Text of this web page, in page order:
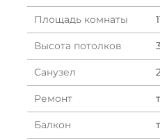
Площадь комнаты
Высота потолков
Санузел
Ремонт
Балкон